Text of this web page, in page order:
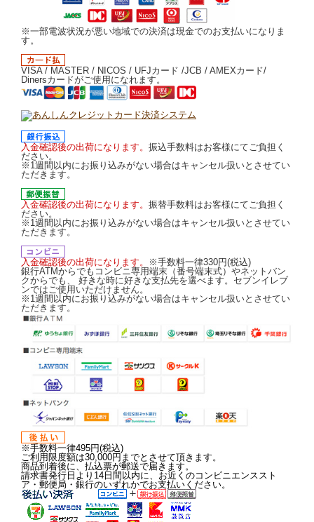
※一部電波状況が悪い地域での決済は現金でのお支払いになりま
す。
VISA / MASTER / NICOS / UFJカード /JCB / AMEXカード/
Dinersカードがご使用になれます。
入金確認後の出荷になります。 振込手数料はお客様にてご負担く
ださい。
※1週間以内にお振り込みがない場合はキャンセル扱いとさせてい
ただきます。
入金確認後の出荷になります。 振替手数料はお客様にてご負担く
ださい。
※1週間以内にお振り込みがない場合はキャンセル扱いとさせてい
ただきます。
入金確認後の出荷になります。
※手数料一律330円(税込)
銀行ATMからでもコンビニ専用端末（番号端末式）やネットバン
クからでも、 好きな時に好きな支払先を選べます。セブンイレブ
ンではご使用いただけません。
※1週間以内にお振り込みがない場合はキャンセル扱いとさせてい
ただきます。
※手数料一律495円(税込)
ご利用限度額は30,000円までとさせて頂きます。
商品到着後に、払込票が郵送で届きます。
請求書発行日より14日間以内に、お近くのコンビニエンススト
ア・郵便局・銀行のいずれかでお支払いください。